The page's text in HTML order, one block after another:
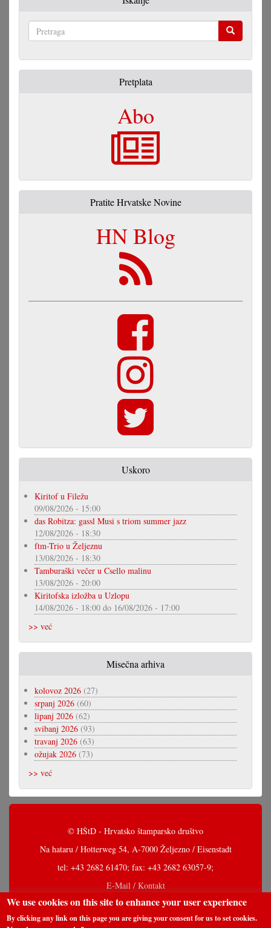
Pretplata
Abo
Pratite Hrvatske Novine
HN Blog
Uskoro
Kiritof u Filežu
09/08/2026 - 15:00
das Robitza: gassl Musi s triom summer jazz
12/08/2026 - 18:30
ftm-Trio u Željeznu
13/08/2026 - 18:30
Tamburaški večer u Csello malinu
13/08/2026 - 20:00
Kiritofska izložba u Uzlopu
14/08/2026 - 18:00 do 16/08/2026 - 17:00
>> već
Misečna arhiva
kolovoz 2026 (27)
srpanj 2026 (60)
lipanj 2026 (62)
svibanj 2026 (93)
travanj 2026 (63)
ožujak 2026 (73)
>> već
© HŠtD - Hrvatsko štamparsko društvo
Na hataru / Hotterweg 54, A-7000 Željezno / Eisenstadt
tel: +43 2682 61470; fax: +43 2682 63057-9;
E-Mail / Kontakt
We use cookies on this site to enhance your user experience
By clicking any link on this page you are giving your consent for us to set cookies.